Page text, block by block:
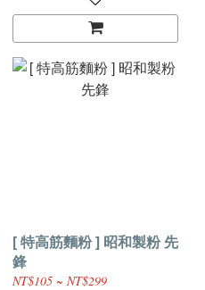
[ 特高筋麵粉 ] 昭和製粉 先
鋒
NT$105 ~ NT$299